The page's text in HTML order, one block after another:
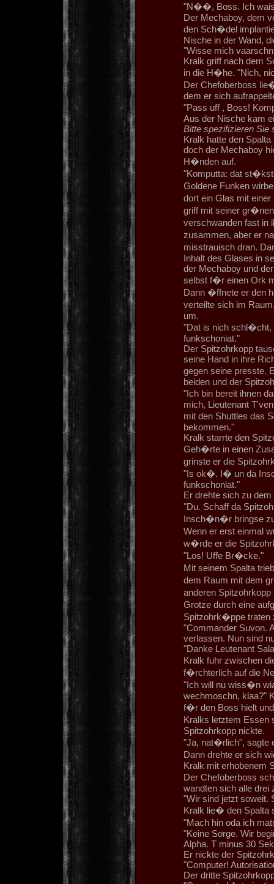
"N��, Boss. Ich
Der Mechaboy, dem
den Sch�del
Nische in der Wand,
"Wisse mich
Kralk griff nach dem
in die H�he. "Nich,
Der Chefoberboss
dem er sich
"Pass uff , Boss!
Aus der Nische kam
Bitte spezifizieren Sie
Kralk hatte den
doch der Mechaboy
H�nden auf.
"Komputta: dat
Goldene Funken
dort ein Glas mit
griff mit seiner
verschwanden fast in
zusammen, aber er
misstrauisch dran.
Inhalt des Glases in
der Mechaboy und
selbst f�r einen Ork
Dann �ffnete er den
verteilte sich im
um.
"Dat is nich schl�cht,
funkschoniat."
Der Spitzohrkopp
seine Hand in ihre
gegen seine presste.
beiden und der
"Ich bin bereit ihnen
mich, Lieutenant
mit den Shuttles das
bekommen."
Kralk starrte den
Geh�rte in einen
grinste er die
"Is ok�. I� un da
funkschoniat."
Er drehte sich zu
"Du. Schaff da
Insch�n�r bringse
Wenn er erst einmal
w�rde er die
"Los! Uffe Br�cke."
Mit seinem Spalta
dem Raum mit dem
anderen
Grotze durch eine
Spitzohrk�ppe traten
"Commander Suvon.
verlassen. Nun sind
"Danke Leutenant
Kralk fuhr zwischen
f�rchterlich auf die
"Ich will nu wiss�n
wechmoschn, klaa?"
f�r den Boss hielt
Kralks letztem Essen
Spitzohrkopp nickte.
"Ja, nat�rlich", sagte
Dann drehte er sich
Kralk mit erhobenem
Der Chefoberboss
wandten sich alle drei
"Wir sind jetzt soweit.
Kralk lie� den Spalta
"Mach hin oda ich
"Keine Sorge. Wir
Alpha. T minus 30
Er nickte der
"Computer!
Der dritte